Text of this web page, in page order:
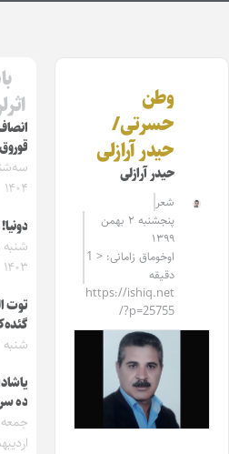
وطن
حسرتی/
حیدر آرازلی
حیدر آرازلی
شعر
پنجشنبه ۲ بهمن
۱۳۹۹
اوخوماق زامانی: < 1
دقیقه
https://ishiq.net
/?p=25755
۱۴۰۴
دونیا!
۱۴۰۳
توت
شنبه ۲ تیر ۱۴۰۳
‌ده